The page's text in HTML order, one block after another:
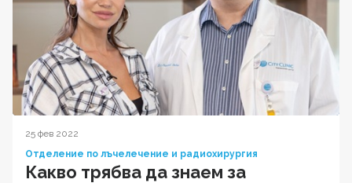
25 фев 2022
Отделение по лъчелечение и радиохирургия
Какво трябва да знаем за